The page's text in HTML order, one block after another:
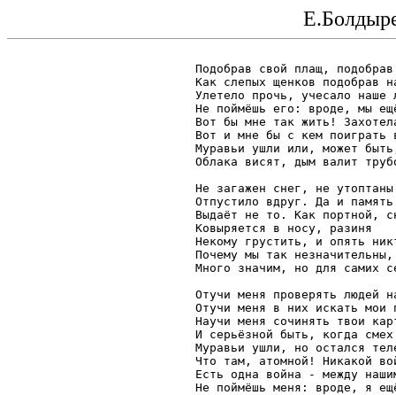
Подобрав свой плащ,
Как слепых щенков подобрав
Улетело прочь, учесало наше
Не поймёшь его: вроде, мы
Вот бы мне так жить!
Вот и мне бы с кем поиграть
Муравьи ушли или, может
Облака висят, дым валит
Не загажен снег, не
Отпустило вдруг. Да и
Выдаёт не то. Как портной,
  Ковыряется в носу, разиня
Некому грустить, и опять
Почему мы так
Много значим, но для самих
Отучи меня проверять людей
Отучи меня в них искать мои
Научи меня сочинять твои
И серьёзной быть, когда
Муравьи ушли, но остался
Что там, атомной! Никакой
Есть одна война - между
Не поймёшь меня: вроде, я